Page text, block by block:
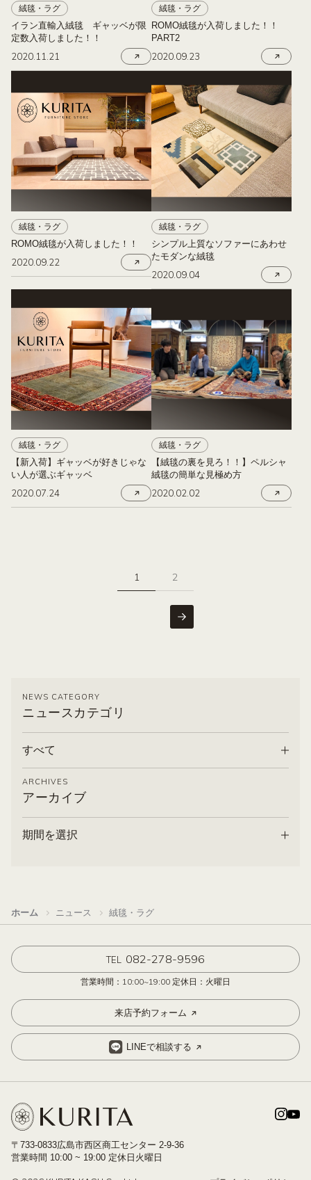
NEWS CATEGORY
ニュースカテゴリ
すべて
ARCHIVES
アーカイブ
期間を選択
絨毯・ラグ
イラン直輸入絨毯 ギャッベが限
定数入荷しました！！
2020.11.21
絨毯・ラグ
ROMO絨毯が入荷しました！！
PART2
2020.09.23
絨毯・ラグ
ROMO絨毯が入荷しました！！
2020.09.22
絨毯・ラグ
シンプル上質なソファーにあわせ
たモダンな絨毯
2020.09.04
絨毯・ラグ
【新入荷】ギャッベが好きじゃな
い人が選ぶギャッベ
2020.07.24
絨毯・ラグ
【絨毯の裏を見ろ！！】ペルシャ
絨毯の簡単な見極め方
2020.02.02
1 2
NEXT
ホーム ニュース 絨毯・ラグ
TEL 082-278-9596
営業時間：10:00~19:00 定休日：火曜日
来店予約フォーム
LINEで相談する
〒733-0833広島市西区商工センター 2-9-36
営業時間 10:00 ~ 19:00 定休日火曜日